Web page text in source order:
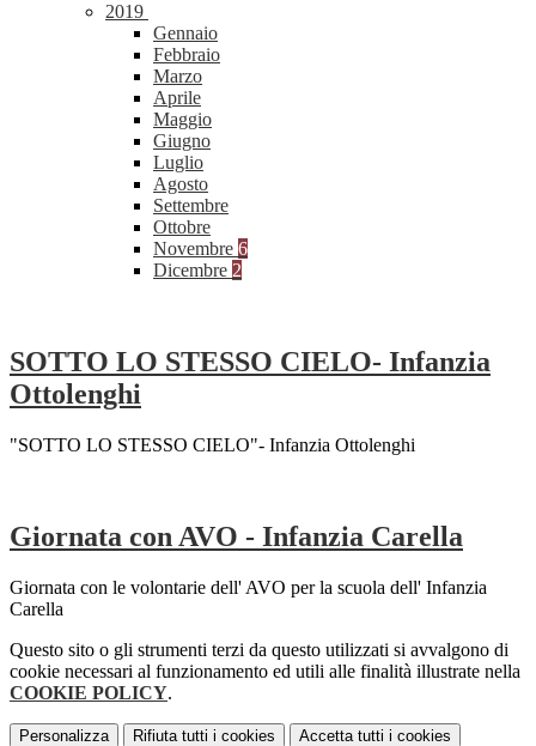
2019
Gennaio
Febbraio
Marzo
Aprile
Maggio
Giugno
Luglio
Agosto
Settembre
Ottobre
Novembre 6
Dicembre 2
SOTTO LO STESSO CIELO- Infanzia
Ottolenghi
"SOTTO LO STESSO CIELO"- Infanzia Ottolenghi
Giornata con AVO - Infanzia Carella
Giornata con le volontarie dell' AVO per la scuola dell' Infanzia
Carella
Questo sito o gli strumenti terzi da questo utilizzati si avvalgono di
cookie necessari al funzionamento ed utili alle finalità illustrate nella
COOKIE POLICY.
Personalizza Rifiuta tutti i cookies Accetta tutti i cookies